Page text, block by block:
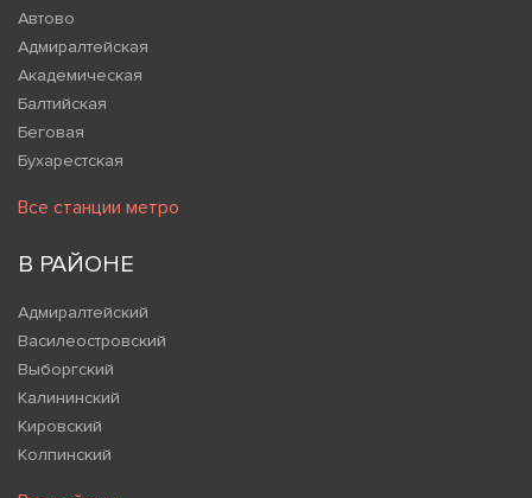
Автово
Адмиралтейская
Академическая
Балтийская
Беговая
Бухарестская
Все станции метро
В РАЙОНЕ
Адмиралтейский
Василеостровский
Выборгский
Калининский
Кировский
Колпинский